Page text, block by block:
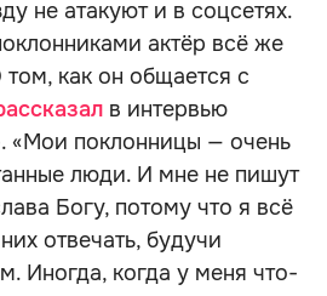
не атакуют и в соцсетях.
актёр всё же
как он общается с
в интервью
«Мои поклонницы — очень
люди. И мне не пишут
Богу, потому что я всё
отвечать, будучи
Иногда, когда у меня что-